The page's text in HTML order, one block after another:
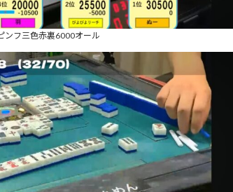
ンフ三色赤裏6000オール